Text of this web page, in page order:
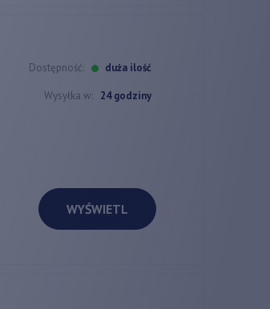
Dostępność: duża ilość
Wysyłka w: 24 godziny
WYŚWIETL